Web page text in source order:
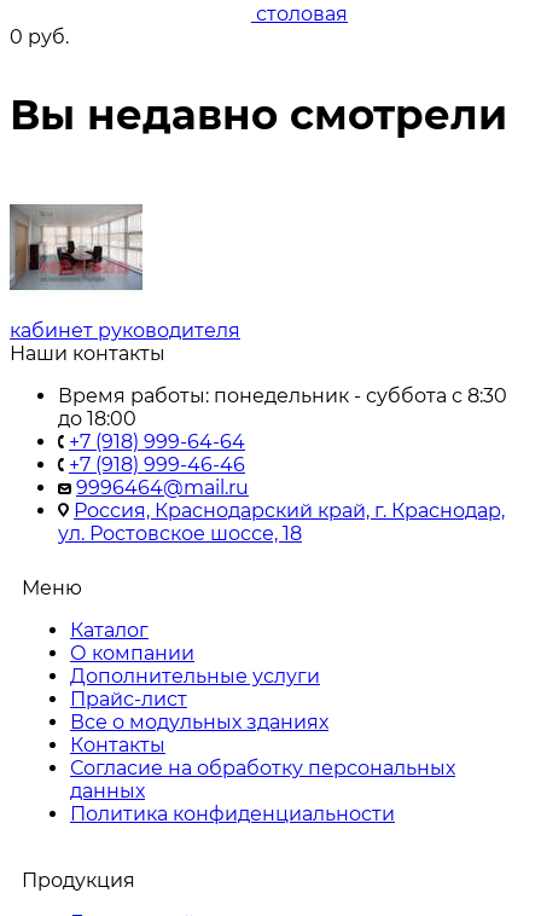
столовая
0 руб.
Вы недавно смотрели
кабинет руководителя
Наши контакты
Время работы: понедельник - суббота с 8:30
до 18:00
+7 (918) 999-64-64
+7 (918) 999-46-46
9996464@mail.ru
Россия, Краснодарский край, г. Краснодар,
ул. Ростовское шоссе, 18
Меню
Каталог
О компании
Дополнительные услуги
Прайс-лист
Все о модульных зданиях
Контакты
Согласие на обработку персональных
данных
Политика конфиденциальности
Продукция